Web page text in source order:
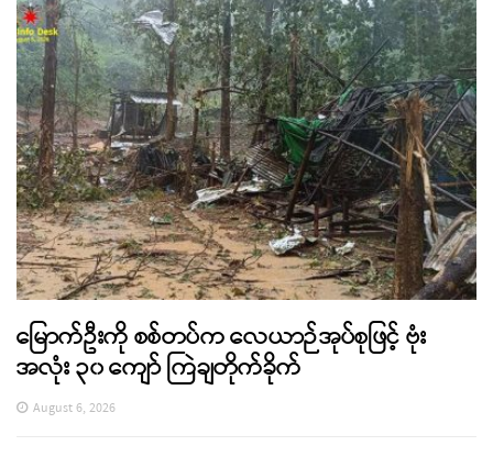
မြောက်ဦးကို စစ်တပ်က လေယာဉ်အုပ်စုဖြင့် ဗုံး
အလုံး ၃၀ ကျော် ကြဲချတိုက်ခိုက်
August 6, 2026